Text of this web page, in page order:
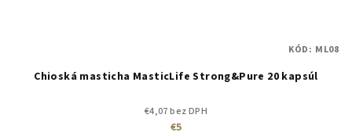
Chioská masticha MasticLife Strong&Pure 20 kapsúl
€4,07 bez DPH
€5
KÓD: ML08